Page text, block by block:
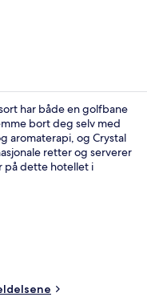
har både en golfbane
bort deg selv med
aromaterapi, og Crystal
retter og serverer
på dette hotellet i
reisende liker den